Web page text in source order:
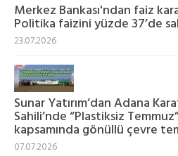
Merkez Bankası'ndan faiz
Politika faizini yüzde 37’de
23.07.2026
Sunar Yatırım’dan Adana
Sahili’nde “Plastiksiz
kapsamında gönüllü çevre
07.07.2026